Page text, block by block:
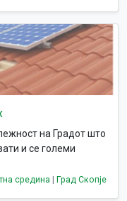
на Градот што
и се големи
средина | Град Скопје